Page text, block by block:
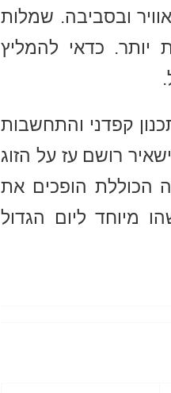
ובסביבה. שמלות
יותר. כדאי להמליץ
קפדני והתחשבות
רושם עז על הזוג
הכוללת הופכים את
מיוחד ליום הגדול